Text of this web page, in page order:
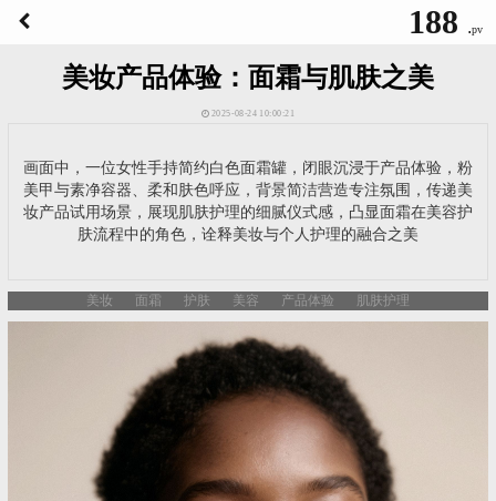
188 .pv
美妆产品体验：面霜与肌肤之美
2025-08-24 10:00:21
画面中，一位女性手持简约白色面霜罐，闭眼沉浸于产品体验，粉
美甲与素净容器、柔和肤色呼应，背景简洁营造专注氛围，传递美
妆产品试用场景，展现肌肤护理的细腻仪式感，凸显面霜在美容护
肤流程中的角色，诠释美妆与个人护理的融合之美
美妆 面霜 护肤 美容 产品体验 肌肤护理